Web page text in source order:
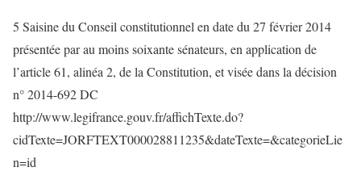
5 Saisine du Conseil constitutionnel en date du 27 février 2014
présentée par au moins soixante sénateurs, en application de
l’article 61, alinéa 2, de la Constitution, et visée dans la décision
n° 2014-692 DC
http://www.legifrance.gouv.fr/affichTexte.do?
cidTexte=JORFTEXT000028811235&dateTexte=&categorieLie
n=id